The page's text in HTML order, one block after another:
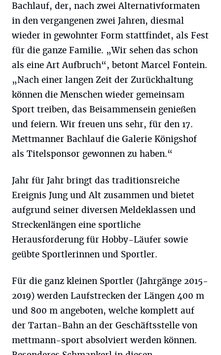
Bachlauf, der, nach zwei Alternativformaten
in den vergangenen zwei Jahren, diesmal
wieder in gewohnter Form stattfindet, als Fest
für die ganze Familie. „Wir sehen das schon
als eine Art Aufbruch“, betont Marcel Fontein.
„Nach einer langen Zeit der Zurückhaltung
können die Menschen wieder gemeinsam
Sport treiben, das Beisammensein genießen
und feiern. Wir freuen uns sehr, für den 17.
Mettmanner Bachlauf die Galerie Königshof
als Titelsponsor gewonnen zu haben.“
Jahr für Jahr bringt das traditionsreiche
Ereignis Jung und Alt zusammen und bietet
aufgrund seiner diversen Meldeklassen und
Streckenlängen eine sportliche
Herausforderung für Hobby-Läufer sowie
geübte Sportlerinnen und Sportler.
Für die ganz kleinen Sportler (Jahrgänge 2015-
2019) werden Laufstrecken der Längen 400 m
und 800 m angeboten, welche komplett auf
der Tartan-Bahn an der Geschäftsstelle von
mettmann-sport absolviert werden können.